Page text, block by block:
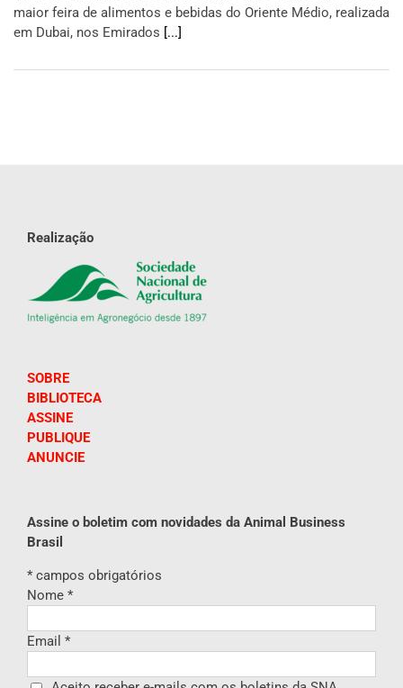
maior feira de alimentos e bebidas do Oriente Médio, realizada
em Dubai, nos Emirados [...]
Realização
SOBRE
BIBLIOTECA
ASSINE
PUBLIQUE
ANUNCIE
Assine o boletim com novidades da Animal Business
Brasil
* campos obrigatórios
Nome *
Email *